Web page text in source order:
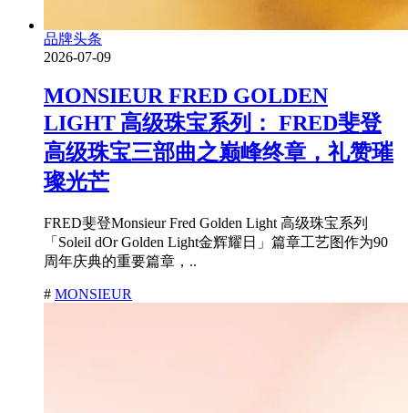
品牌头条
2026-07-09
MONSIEUR FRED GOLDEN
LIGHT 高级珠宝系列： FRED斐登
高级珠宝三部曲之巅峰终章，礼赞璀
璨光芒
FRED斐登Monsieur Fred Golden Light 高级珠宝系列
「Soleil dOr Golden Light金辉耀日」篇章工艺图作为90
周年庆典的重要篇章，..
# MONSIEUR